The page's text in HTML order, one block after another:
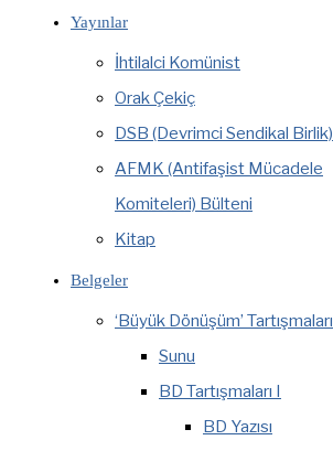
Yayınlar
İhtilalci Komünist
Orak Çekiç
DSB (Devrimci Sendikal Birlik)
AFMK (Antifaşist Mücadele
Komiteleri) Bülteni
Kitap
Belgeler
‘Büyük Dönüşüm’ Tartışmaları
Sunu
BD Tartışmaları I
BD Yazısı